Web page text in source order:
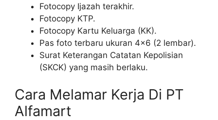
Fotocopy Ijazah terakhir.
Fotocopy KTP.
Fotocopy Kartu Keluarga (KK).
Pas foto terbaru ukuran 4×6 (2 lembar).
Surat Keterangan Catatan Kepolisian
(SKCK) yang masih berlaku.
Cara Melamar Kerja Di PT
Alfamart